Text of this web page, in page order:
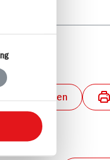
Teilen